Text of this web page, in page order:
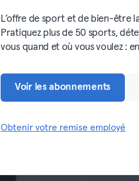
L’offre de sport et de bien-être
Pratiquez plus de 50 sports,
vous quand et où vous voulez :
Voir les abonnements
Obtenir votre remise employé